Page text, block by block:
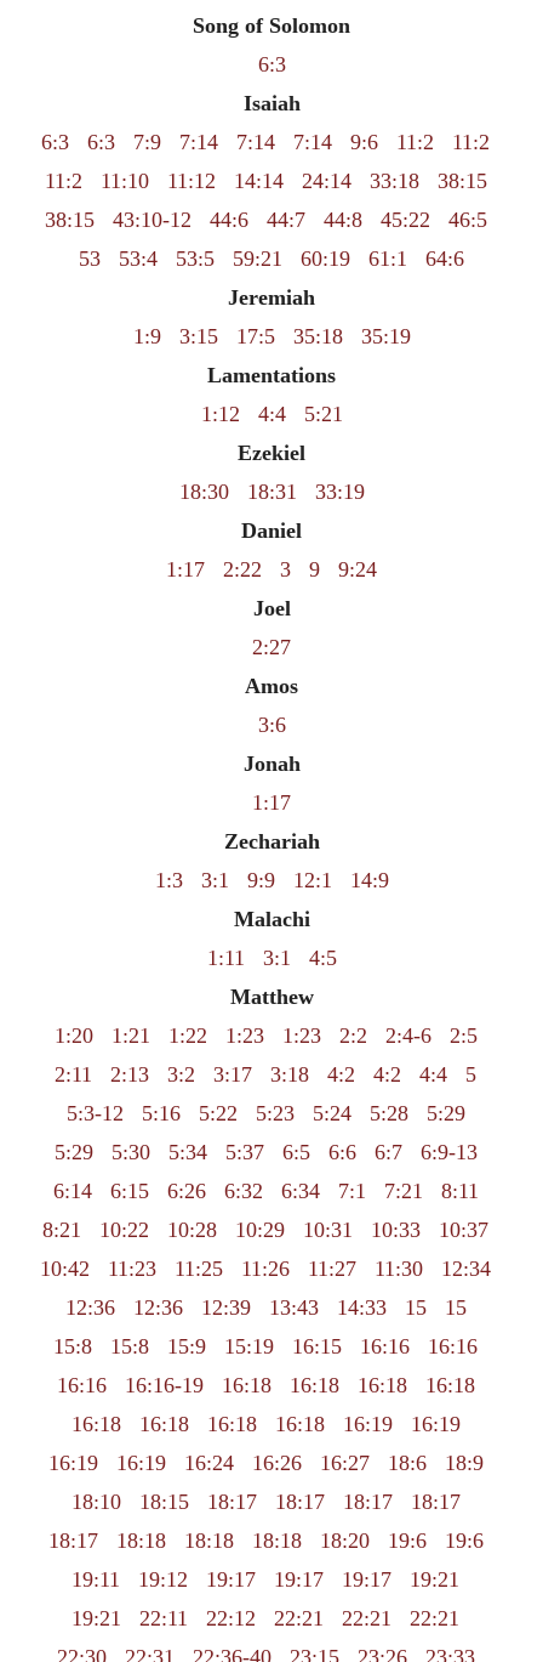
Song of Solomon
6:3
Isaiah
6:3
6:3 7:9 7:14 7:14 7:14 9:6 11:2
11:2
11:2
11:10 11:12 14:14 24:14 33:18
38:15
38:15
43:10-12 44:6 44:7 44:8 45:22
46:5
53
53:4 53:5 59:21 60:19 61:1
64:6
Jeremiah
1:9
3:15 17:5 35:18
35:19
Lamentations
1:12
4:4
5:21
Ezekiel
18:30
18:31
33:19
Daniel
1:17
2:22 3 9
9:24
Joel
2:27
Amos
3:6
Jonah
1:17
Zechariah
1:3
3:1 9:9 12:1
14:9
Malachi
1:11
3:1
4:5
Matthew
1:20
1:21 1:22 1:23 1:23 2:2 2:4-6
2:5
2:11
2:13 3:2 3:17 3:18 4:2 4:2 4:4
5
5:3-12
5:16 5:22 5:23 5:24 5:28
5:29
5:29
5:30 5:34 5:37 6:5 6:6 6:7
6:9-13
6:14
6:15 6:26 6:32 6:34 7:1 7:21
8:11
8:21
10:22 10:28 10:29 10:31 10:33
10:37
10:42
11:23 11:25 11:26 11:27 11:30
12:34
12:36
12:36 12:39 13:43 14:33 15
15
15:8
15:8 15:9 15:19 16:15 16:16
16:16
16:16
16:16-19 16:18 16:18 16:18
16:18
16:18
16:18 16:18 16:18 16:19
16:19
16:19
16:19 16:24 16:26 16:27 18:6
18:9
18:10
18:15 18:17 18:17 18:17
18:17
18:17
18:18 18:18 18:18 18:20 19:6
19:6
19:11
19:12 19:17 19:17 19:17
19:21
19:21
22:11 22:12 22:21 22:21
22:21
22:30
22:31 22:36-40 23:15 23:26 23:33